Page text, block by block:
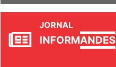
JORNAL
INFORMANDES